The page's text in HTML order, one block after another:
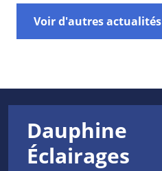
Voir d'autres actualités
Dauphine
Éclairages